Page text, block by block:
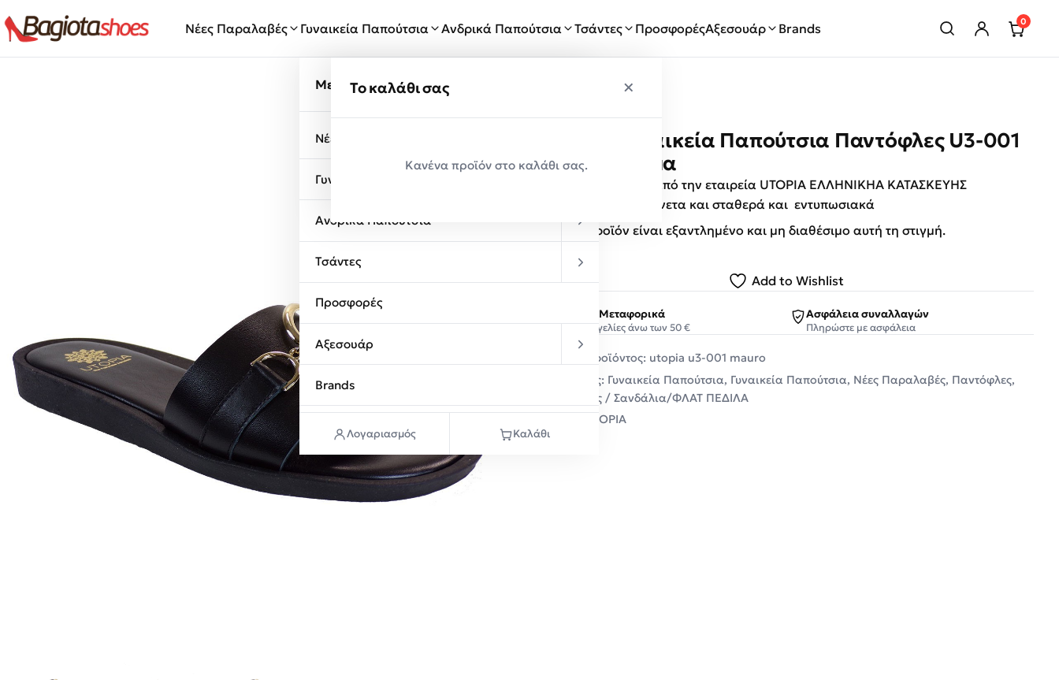
Νέες Παραλαβές
Γυναικεία Παπούτσια Ανδρικά Παπούτσια Τσάντες ΠροσφορέςΑξεσουάρ Brands 0
Μενού
Νέες Παραλαβές
Γυναικεία Παπούτσια
Ανδρικά Παπούτσια
Τσάντες
Προσφορές
Αξεσουάρ
Brands
Λογαριασμός Καλάθι
Το καλάθι σας ×
Κανένα προϊόν στο καλάθι σας.
UTOPIA Γυναικεία Παπούτσια Παντόφλες U3-001
Μαύρο Δέρμα
Γυναικείες πέδιλα , από την εταιρεία UTOPIA ΕΛΛΗΝΙΚΗΑ ΚΑΤΑΣΚΕΥΗΣ
Δερμάτινα πέδιλα άνετα και σταθερά και εντυπωσιακά
Αυτό το προϊόν είναι εξαντλημένο και μη διαθέσιμο αυτή τη στιγμή.
Add to Wishlist
Δωρεάν Μεταφορικά
Σε παραγγελίες άνω των 50 €
Ασφάλεια συναλλαγών
Πληρώστε με ασφάλεια
Κωδικός προϊόντος: utopia u3-001 mauro
Κατηγορίες: Γυναικεία Παπούτσια, Γυναικεία Παπούτσια, Νέες Παραλαβές, Παντόφλες,
Σαγιονάρες / Σανδάλια/ΦΛΑΤ ΠΕΔΙΛΑ
UTOPIA